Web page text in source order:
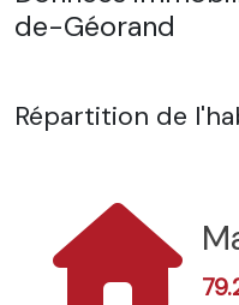
de-Géorand
Répartition de